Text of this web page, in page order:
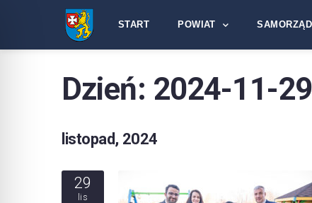
START POWIAT
Dzień: 2024-11-29
listopad, 2024
29
lis